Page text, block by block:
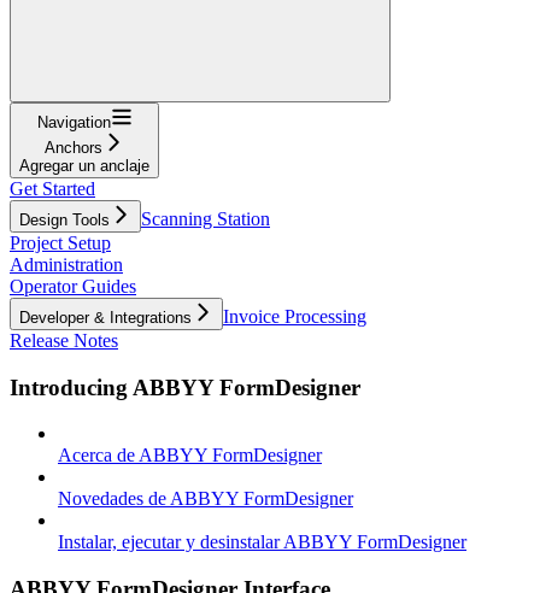
Navigation
Anchors
Agregar un anclaje
Get Started
Design Tools
Scanning Station
Project Setup
Administration
Operator Guides
Developer & Integrations
Invoice Processing
Release Notes
Introducing ABBYY FormDesigner
Acerca de ABBYY FormDesigner
Novedades de ABBYY FormDesigner
Instalar, ejecutar y desinstalar ABBYY FormDesigner